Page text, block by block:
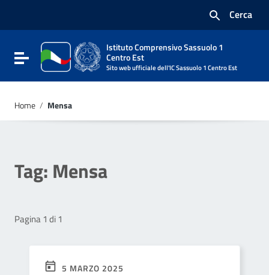
Vai al footer
Cerca
Attiva / disattiva la navigazione
Istituto Comprensivo Sassuolo 1
Centro Est
Sito web ufficiale dell'IC Sassuolo 1 Centro Est
Home / Mensa
Tag: Mensa
Pagina 1 di 1
5 MARZO 2025